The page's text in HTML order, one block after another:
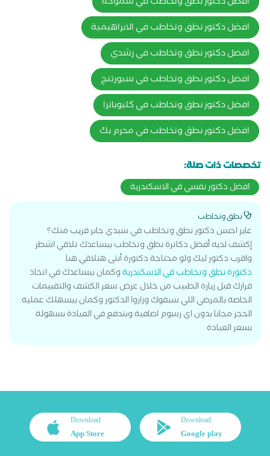
افضل دكتور نطق وتخاطب في الابراهيمية
افضل دكتور نطق وتخاطب في رشدي
افضل دكتور نطق وتخاطب في سبورتنج
افضل دكتور نطق وتخاطب في كليوباترا
افضل دكتور نطق وتخاطب في محرم بك
تخصصات ذات صلة:
افضل دكتور نفسي في الاسكندرية
نطق وتخاطب
عايز احسن دكتور نطق وتخاطب في سيدي جابر قريب منك؟
إكشف لديه أفضل دكاترة نطق وتخاطب بيساعدك تلاقي اشطر
واقرب دكتور ليك ولو محتاجة دكتورة أنثى هتلاقي هنا
دكتورة نطق وتخاطب في الاسكندريةوكمان بيساعدك في اتخاذ
قرارك قبل زيارة الطبيب من خلال عرض سعر الكشف والتقييمات
الخاصة بالمرضي اللي سبقوك وزاروا الدكتور وكمان بيسهلك عملية
الحجز مجانا بدون اي رسوم اضافية وبتدفع في العيادة بسهولة
بسعر العيادة
Download
Google play
Download
App Store